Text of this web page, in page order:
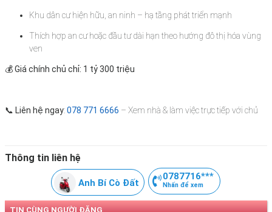
Khu dân cư hiện hữu, an ninh – hạ tầng phát triển mạnh
Thích hợp an cư hoặc đầu tư dài hạn theo hướng đô thị hóa vùng
ven
💰Giá chính chủ chỉ: 1 tỷ 300 triệu
📞 Liên hệ ngay:078 771 6666 – Xem nhà & làm việc trực tiếp với chủ
Thông tin liên hệ
Anh Bí Cò Đất
0787716***
Nhấn để xem
TIN CÙNG NGƯỜI ĐĂNG